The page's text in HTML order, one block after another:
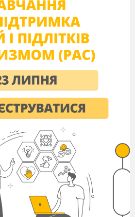
work without my good
of them. What are they? Yes,
September, October and
являються осінні місяці)
dear pupils! I am September.
you! You are kind and
you. And you?
thank you too. I am glad to see
my dear! You are very friendly